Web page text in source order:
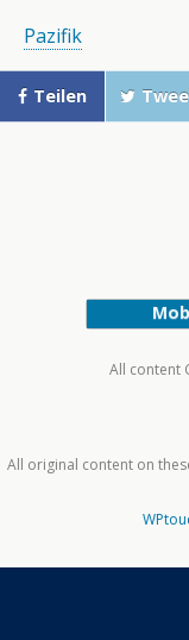
Pazifik
Teilen
All content
All original content on